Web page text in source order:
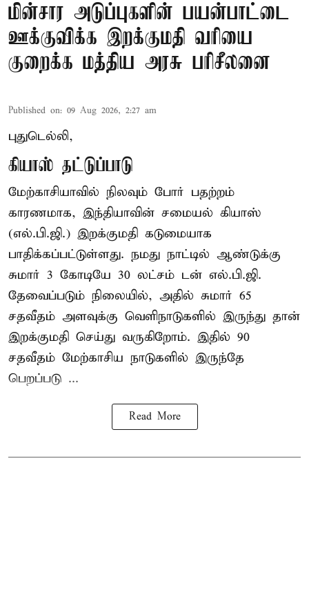
மின்சார அடுப்புகளின் பயன்பாட்டை
ஊக்குவிக்க இறக்குமதி வரியை
குறைக்க மத்திய அரசு பரிசீலனை
Published on: 09 Aug 2026, 2:27 am
புதுடெல்லி,
கியாஸ் தட்டுப்பாடு
மேற்காசியாவில் நிலவும் போர் பதற்றம்
காரணமாக, இந்தியாவின் சமையல் கியாஸ்
(எல்.பி.ஜி.) இறக்குமதி கடுமையாக
பாதிக்கப்பட்டுள்ளது. நமது நாட்டில் ஆண்டுக்கு
சுமார் 3 கோடியே 30 லட்சம் டன் எல்.பி.ஜி.
தேவைப்படும் நிலையில், அதில் சுமார் 65
சதவீதம் அளவுக்கு வெளிநாடுகளில் இருந்து தான்
இறக்குமதி செய்து வருகிறோம். இதில் 90
சதவீதம் மேற்காசிய நாடுகளில் இருந்தே
பெறப்படு ...
Read More